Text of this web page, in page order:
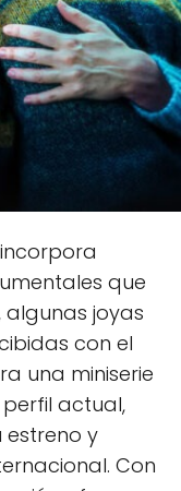
que
joyas
con el
una miniserie
actual,
y
Con